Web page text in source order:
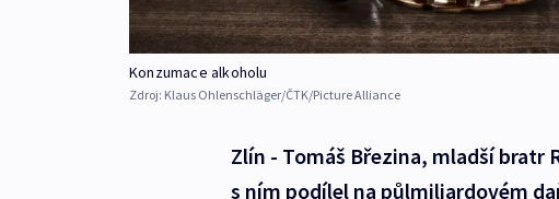
Konzumace alkoholu
Zdroj: Klaus Ohlenschläger/ČTK/Picture Alliance
Zlín - Tomáš Březina, mladší bratr
s ním podílel na půlmiliardovém